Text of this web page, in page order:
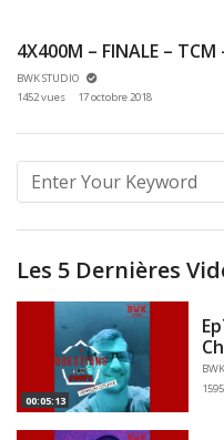
BWK STUDIO
1452 vues
17 octobre 2018
Les 5 Dernières
00:05:13